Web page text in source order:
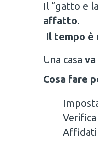
Il “gatto e
affatto.
Il tempo è
Una casa va
Cosa fare
Verifica
Affidati